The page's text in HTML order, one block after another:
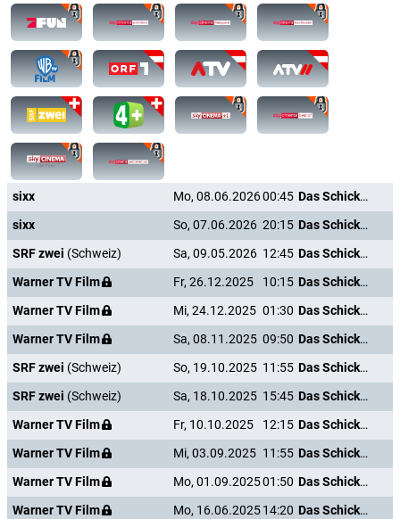
sixx Mo, 08.06.202600:45
Das Schicksal ist ein mieser Verräter
sixx
So, 07.06.2026 20:15
Das Schicksal ist ein mieser Verräter
SRF zwei (Schweiz) Sa, 09.05.2026 12:45
Das Schicksal ist ein mieser Verräter
Warner TV Film
Fr, 26.12.2025 10:15
Das Schicksal ist ein mieser Verräter
Warner TV Film
Mi, 24.12.2025 01:30
Das Schicksal ist ein mieser Verräter
Warner TV Film
Sa, 08.11.2025 09:50
Das Schicksal ist ein mieser Verräter
SRF zwei (Schweiz) So, 19.10.2025 11:55
Das Schicksal ist ein mieser Verräter
SRF zwei (Schweiz) Sa, 18.10.2025 15:45
Das Schicksal ist ein mieser Verräter
Warner TV Film
Fr, 10.10.2025 12:15
Das Schicksal ist ein mieser Verräter
Warner TV Film
Mi, 03.09.2025 11:55
Das Schicksal ist ein mieser Verräter
Warner TV Film
Mo, 01.09.202501:50
Das Schicksal ist ein mieser Verräter
Warner TV Film
Mo, 16.06.202514:20
Das Schicksal ist ein mieser Verräter